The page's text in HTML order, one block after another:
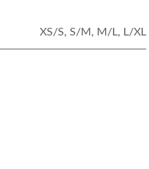
XS/S, S/M , M/L, L/XL